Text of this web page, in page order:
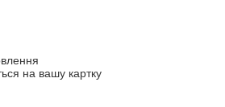
на вашу картку